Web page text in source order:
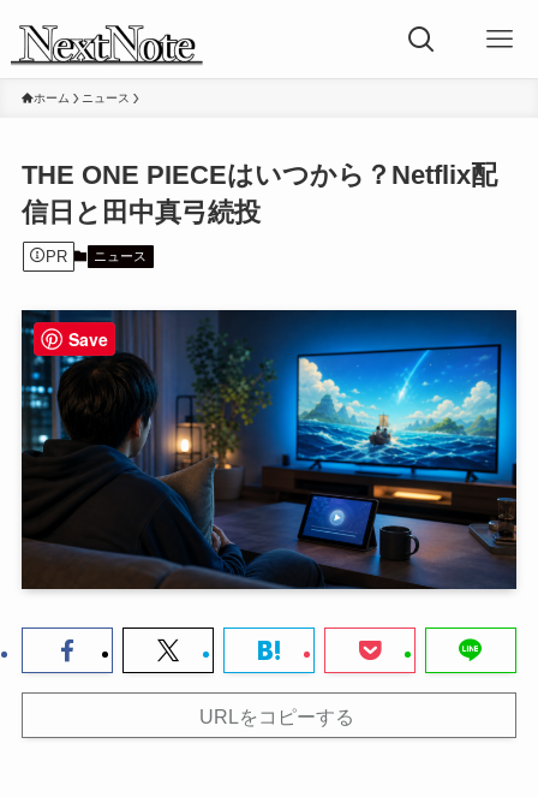
ホーム ニュース
THE ONE PIECEはいつから？Netflix配
信日と田中真弓続投
PR ニュース
URLをコピーする
Save